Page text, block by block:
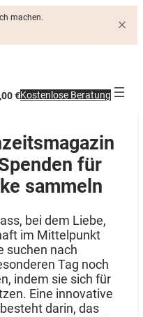
machen.
€Kostenlose Beratung
für
sammeln
bei dem Liebe,
im Mittelpunkt
suchen nach
Tag noch
indem sie sich für
Eine innovative
darin, das